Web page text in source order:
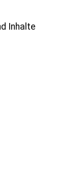
Inhalte